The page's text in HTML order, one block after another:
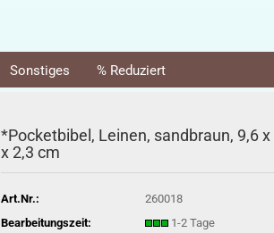
Sonstiges % Reduziert
*Pocketbibel, Leinen, sandbraun, 9,6 x
x 2,3 cm
Art.Nr.:
260018
Bearbeitungszeit:
1-2 Tage